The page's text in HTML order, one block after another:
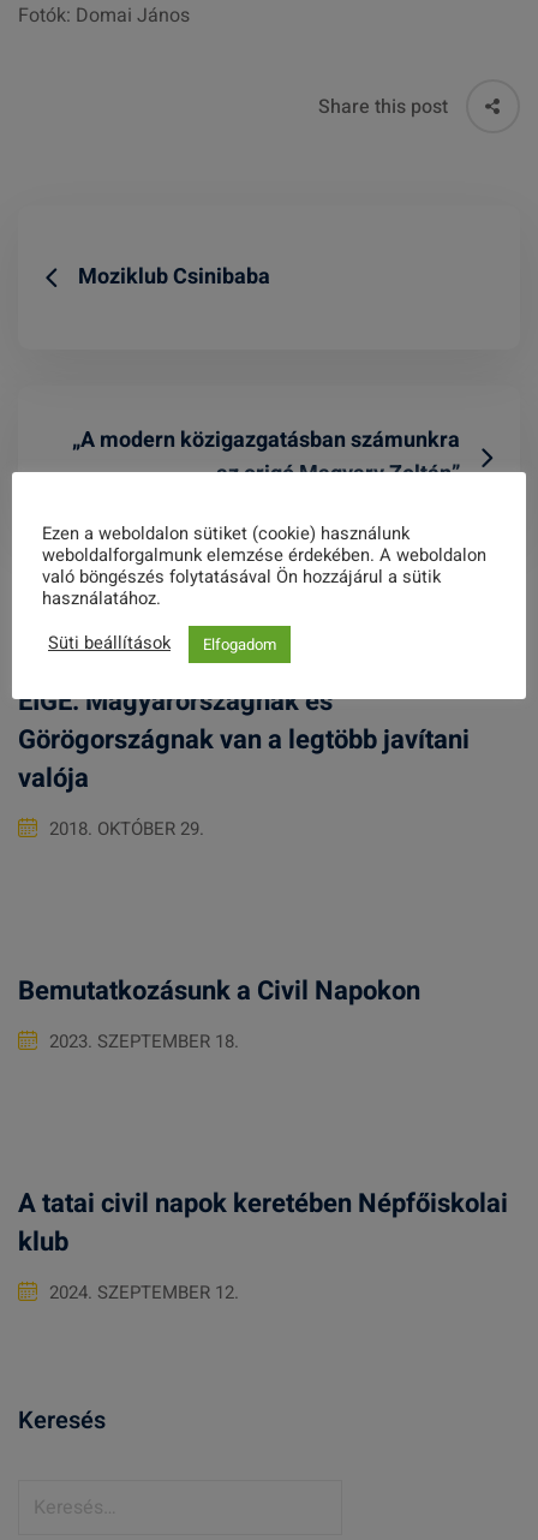
Fotók: Domai János
Share this post
Moziklub Csinibaba
„A modern közigazgatásban számunkra
az origó Magyary Zoltán”
Related Posts
EIGE: Magyarországnak és
Görögországnak van a legtöbb javítani
valója
2018. OKTÓBER 29.
Bemutatkozásunk a Civil Napokon
2023. SZEPTEMBER 18.
A tatai civil napok keretében Népfőiskolai
klub
2024. SZEPTEMBER 12.
Keresés
Ezen a weboldalon sütiket (cookie) használunk
weboldalforgalmunk elemzése érdekében. A weboldalon
való böngészés folytatásával Ön hozzájárul a sütik
használatához.
Süti beállítások
Elfogadom